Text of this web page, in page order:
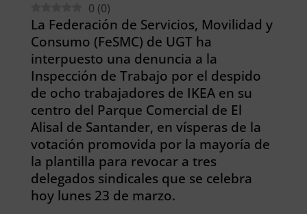
0 (0)
La Federación de Servicios, Movilidad y
Consumo (FeSMC) de UGT ha
interpuesto una denuncia a la
Inspección de Trabajo por el despido
de ocho trabajadores de IKEA en su
centro del Parque Comercial de El
Alisal de Santander, en vísperas de la
votación promovida por la mayoría de
la plantilla para revocar a tres
delegados sindicales que se celebra
hoy lunes 23 de marzo.